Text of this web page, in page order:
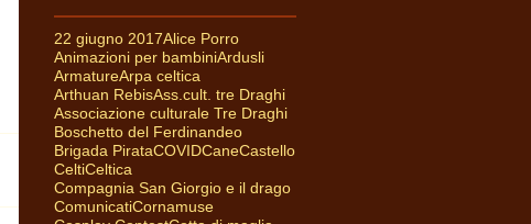
22 giugno 2017Alice Porro
Animazioni per bambiniArdusli
ArmatureArpa celtica
Arthuan RebisAss.cult. tre Draghi
Associazione culturale Tre Draghi
Boschetto del Ferdinandeo
Brigada PirataCOVIDCaneCastello
CeltiCeltica
Compagnia San Giorgio e il drago
ComunicatiCornamuse